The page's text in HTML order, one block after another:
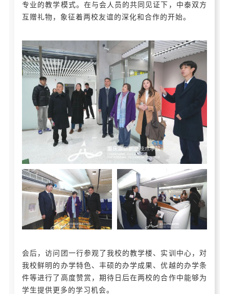
专业的教学模式。在与会人员的共同见证下，中泰双方
互赠礼物，象征着两校友谊的深化和合作的开始。
会后，访问团一行参观了我校的教学楼、实训中心，对
我校鲜明的办学特色、丰硕的办学成果、优越的办学条
件等进行了高度赞赏，期待日后在两校的合作中能够为
学生提供更多的学习机会。